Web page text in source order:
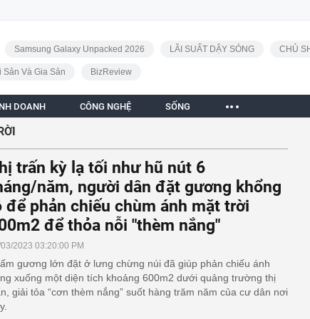
Samsung Galaxy Unpacked 2026 LÃI SUẤT DẬY SÓNG CHỦ
Sản Và Gia Sản BizReview
DOANH CÔNG NGHỆ SỐNG
trấn kỳ lạ tối như hũ nút 6
năm, người dân đặt gương khổng
để phản chiếu chùm ánh mặt trời
để thỏa nỗi "thèm nắng"
2023 03:20:00 PM
gương lớn đặt ở lưng chừng núi đã giúp phản chiếu ánh
xuống một diện tích khoảng 600m2 dưới quảng trường thị
giải tỏa “cơn thèm nắng” suốt hàng trăm năm của cư dân nơi